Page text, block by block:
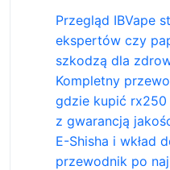
Przegląd IBVape
ekspertów czy
szkodzą dla
Kompletny
gdzie kupić rx250
z gwarancją
E-Shisha i wkład
przewodnik po